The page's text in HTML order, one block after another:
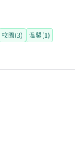
校園(3)
溫馨(1)